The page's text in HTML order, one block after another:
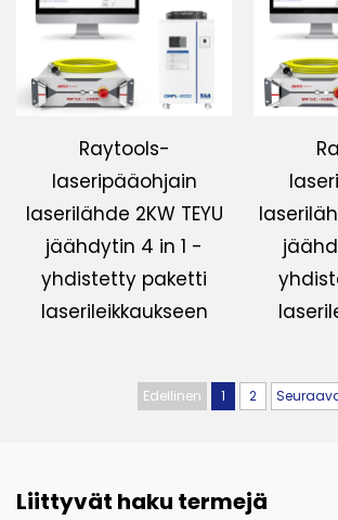
Raytools-
laseripääohjain
laserilähde 2KW TEYU
jäähdytin 4 in 1 -
yhdistetty paketti
laserileikkaukseen
Edellinen 1 2
Liittyvät haku termejä